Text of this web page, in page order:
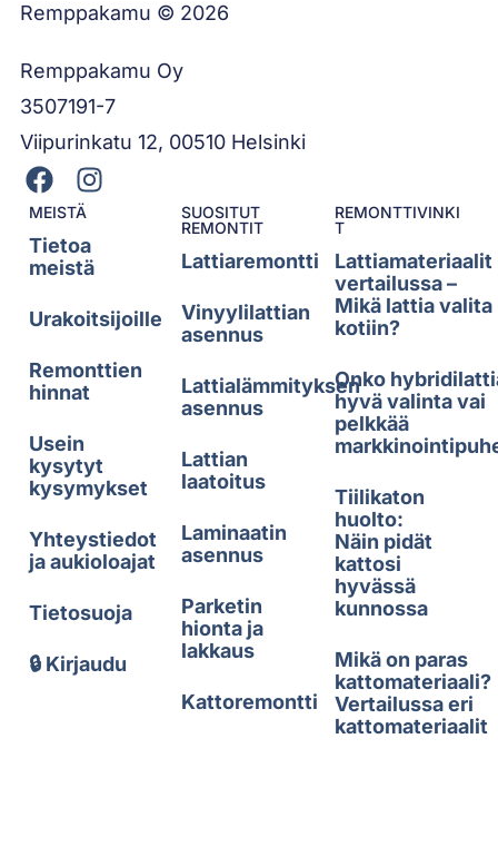
Remppakamu © 2026
Remppakamu Oy
3507191-7
Viipurinkatu 12, 00510 Helsinki
MEISTÄ
Tietoa
meistä
Urakoitsijoille
Remonttien
hinnat
Usein
kysytyt
kysymykset
Yhteystiedot
ja aukioloajat
Tietosuoja
🔒 Kirjaudu
SUOSITUT
REMONTIT
Lattiaremontti
Vinyylilattian
asennus
Lattialämmityksen
asennus
Lattian
laatoitus
Laminaatin
asennus
Parketin
hionta ja
lakkaus
Kattoremontti
REMONTTIVINKI
T
Lattiamateriaalit
vertailussa –
Mikä lattia valita
kotiin?
Onko
hyvä valinta vai
pelkkää
Tiilikaton
huolto:
Näin pidät
kattosi
hyvässä
kunnossa
Mikä on paras
kattomateriaali?
Vertailussa eri
kattomateriaalit